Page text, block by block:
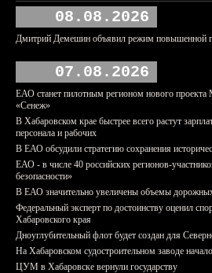
08.08.2026
Дмитрий Демешин объявил режим повышенной
07.08.2026
ЕАО станет пилотным регионом нового проекта
«Сенеж»
В Хабаровском крае быстрее всего растут
персонала и рабочих
В ЕАО обсудили стратегию сохранения
ЕАО - в числе 40 российских регионов-
безопасности»
В ЕАО значительно увеличены объемы
Федеральный эксперт по достоинству оценил
Хабаровского края
Дноуглубительный флот будет создан для
На Хабаровском судостроительном заводе
ЦУМ в Хабаровске вернули государству